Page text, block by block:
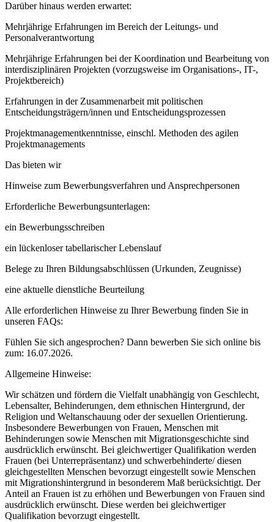
Darüber hinaus werden erwartet:
Mehrjährige Erfahrungen im Bereich der Leitungs- und
Personalverantwortung
Mehrjährige Erfahrungen bei der Koordination und Bearbeitung von
interdisziplinären Projekten (vorzugsweise im Organisations-, IT-,
Projektbereich)
Erfahrungen in der Zusammenarbeit mit politischen
Entscheidungsträgern/innen und Entscheidungsprozessen
Projektmanagementkenntnisse, einschl. Methoden des agilen
Projektmanagements
Das bieten wir
Hinweise zum Bewerbungsverfahren und Ansprechpersonen
Erforderliche Bewerbungsunterlagen:
ein Bewerbungsschreiben
ein lückenloser tabellarischer Lebenslauf
Belege zu Ihren Bildungsabschlüssen (Urkunden, Zeugnisse)
eine aktuelle dienstliche Beurteilung
Alle erforderlichen Hinweise zu Ihrer Bewerbung finden Sie in
unseren FAQs:
Fühlen Sie sich angesprochen? Dann bewerben Sie sich online bis
zum: 16.07.2026.
Allgemeine Hinweise:
Wir schätzen und fördern die Vielfalt unabhängig von Geschlecht,
Lebensalter, Behinderungen, dem ethnischen Hintergrund, der
Religion und Weltanschauung oder der sexuellen Orientierung.
Insbesondere Bewerbungen von Frauen, Menschen mit
Behinderungen sowie Menschen mit Migrationsgeschichte sind
ausdrücklich erwünscht. Bei gleichwertiger Qualifikation werden
Frauen (bei Unterrepräsentanz) und schwerbehinderte/ diesen
gleichgestellten Menschen bevorzugt eingestellt sowie Menschen
mit Migrationshintergrund in besonderem Maß berücksichtigt. Der
Anteil an Frauen ist zu erhöhen und Bewerbungen von Frauen sind
ausdrücklich erwünscht. Diese werden bei gleichwertiger
Qualifikation bevorzugt eingestellt.